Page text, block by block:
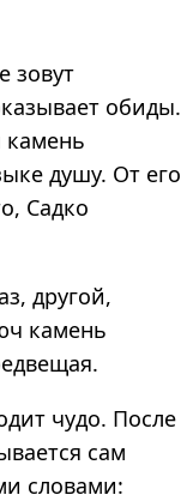
зовут
обиды.
камень
душу. От его
Садко
другой,
камень
чудо. После
сам
словами: